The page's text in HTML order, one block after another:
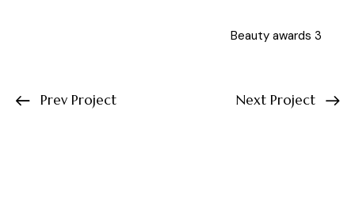
Beauty awards 3
Prev Project Next Project